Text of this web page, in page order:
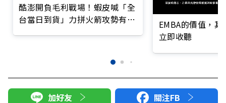
酷澎開負毛利戰場！蝦皮喊「全
台當日到貨」力拼火箭攻勢有用
EMBA的價值，
立即收聽
加好友 關注FB